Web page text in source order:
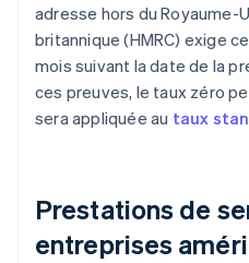
adresse hors du Royaume-
britannique (HMRC) exige
mois suivant la date de la
ces preuves, le taux zéro
sera appliquée au taux
Prestations de
entreprises